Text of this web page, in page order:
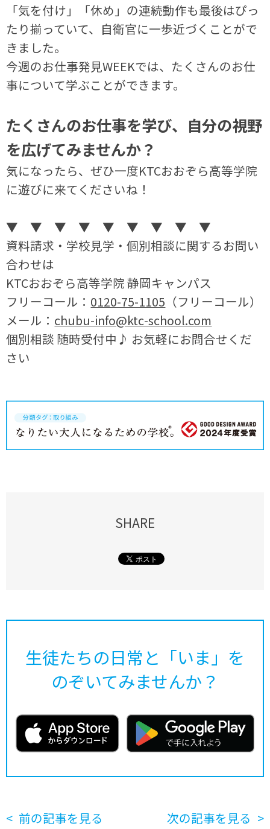
「気を付け」「休め」の連続動作も最後はぴっ
たり揃っていて、自衛官に一歩近づくことがで
きました。
今週のお仕事発見WEEKでは、たくさんのお仕
事について学ぶことができます。
たくさんのお仕事を学び、自分の視野
を広げてみませんか？
気になったら、ぜひ一度KTCおおぞら高等学院
に遊びに来てくださいね！
▼ ▼ ▼ ▼ ▼ ▼ ▼ ▼ ▼
資料請求・学校見学・個別相談に関するお問い
合わせは
KTCおおぞら高等学院 静岡キャンパス
フリーコール： 0120-75-1105 （フリーコール）
メール： chubu-info@ktc-school.com
個別相談 随時受付中♪ お気軽にお問合せくだ
さい
SHARE
生徒たちの日常と「いま」を
のぞいてみませんか？
前の記事を見る 次の記事を見る